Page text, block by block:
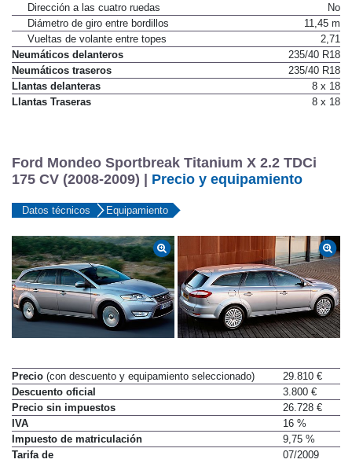
Dirección a las cuatro ruedas
No
Diámetro de giro entre bordillos
11,45 m
Vueltas de volante entre topes
2,71
Neumáticos delanteros
235/40 R18
Neumáticos traseros
235/40 R18
Llantas delanteras
8 x 18
Llantas Traseras
8 x 18
Ford Mondeo Sportbreak Titanium X 2.2 TDCi
175 CV (2008-2009) | Precio y equipamiento
Datos técnicos Equipamiento
Precio (con descuento y equipamiento seleccionado)
29.810 €
Descuento oficial
3.800 €
Precio sin impuestos
26.728 €
IVA
16 %
Impuesto de matriculación
9,75 %
Tarifa de
07/2009